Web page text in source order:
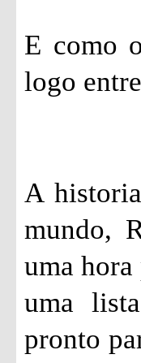
E como
logo
A
mundo,
uma
uma
pronto